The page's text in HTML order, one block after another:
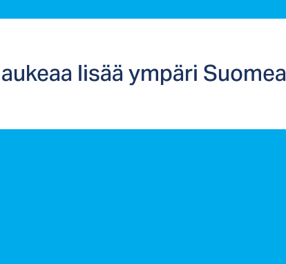
li­sää ym­pä­ri Suo­mea